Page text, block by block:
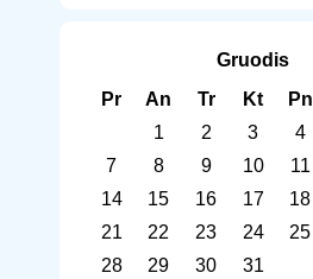
Gruodis
Pr
An Tr Kt Pn
1
2 3 4
7
8 9 10 11
14
15 16 17 18
21
22 23 24 25
28
29 30 31